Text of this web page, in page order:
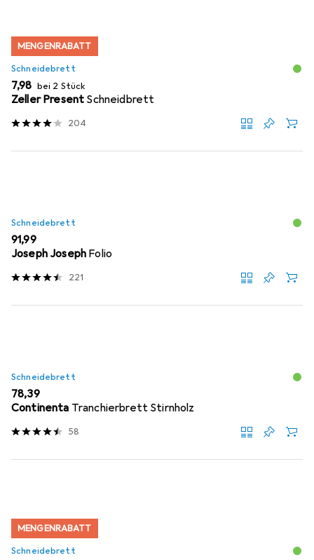
MENGENRABATT
Schneidebrett
EUR
7,98 bei 2 Stück
Zeller Present Schneidbrett
204
Schneidebrett
EUR
91,99
Joseph Joseph Folio
221
Schneidebrett
EUR
78,39
Continenta Tranchierbrett Stirnholz
58
MENGENRABATT
Schneidebrett